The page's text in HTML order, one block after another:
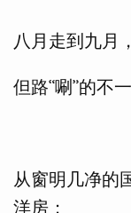
八月走到九月
但路“唰”的不一
从窗明几净的
洋房；